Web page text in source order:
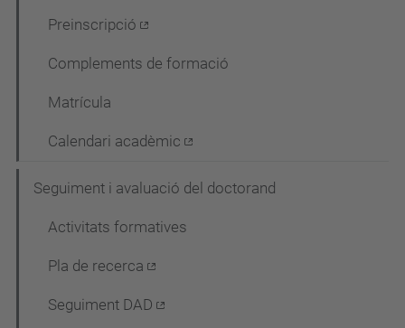
Preinscripció
Complements de formació
Matrícula
Calendari acadèmic
Seguiment i avaluació del doctorand
Activitats formatives
Pla de recerca
Seguiment DAD